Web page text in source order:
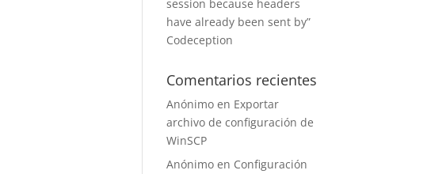
session because headers
have already been sent by”
Codeception
Comentarios recientes
Anónimo en Exportar
archivo de configuración de
WinSCP
Anónimo en Configuración